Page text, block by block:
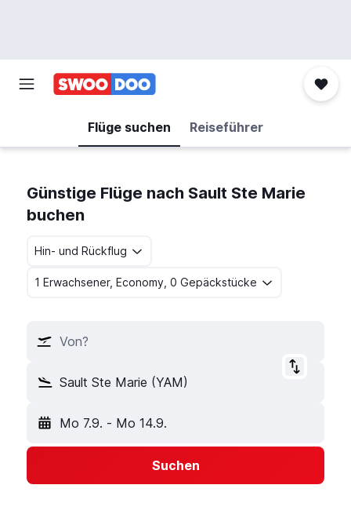
Flüge suchen Reiseführer
Günstige Flüge nach Sault Ste Marie
buchen
Hin- und Rückflug
1 Erwachsener, Economy, 0 Gepäckstücke
Von?
Sault Ste Marie (YAM)
Mo 7.9. - Mo 14.9.
Suchen